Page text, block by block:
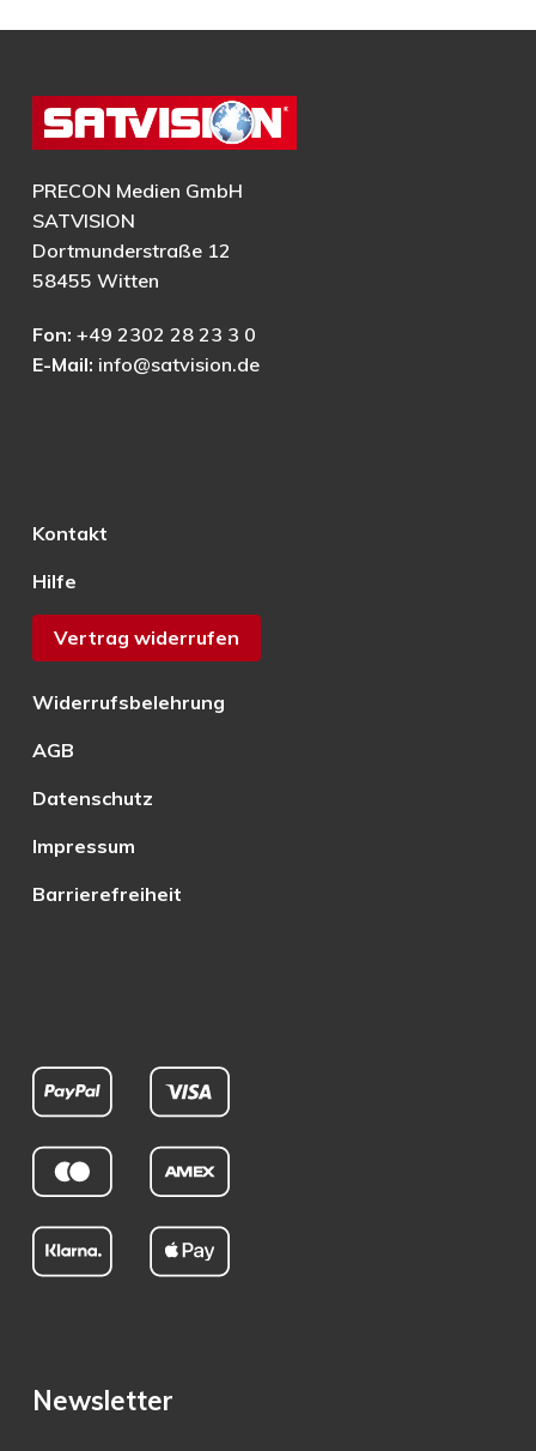
PRECON Medien GmbH
SATVISION
Dortmunderstraße 12
58455 Witten
Fon: +49 2302 28 23 3 0
E-Mail: info@satvision.de
Kontakt
Hilfe
Vertrag widerrufen
Widerrufsbelehrung
AGB
Datenschutz
Impressum
Barrierefreiheit
Newsletter